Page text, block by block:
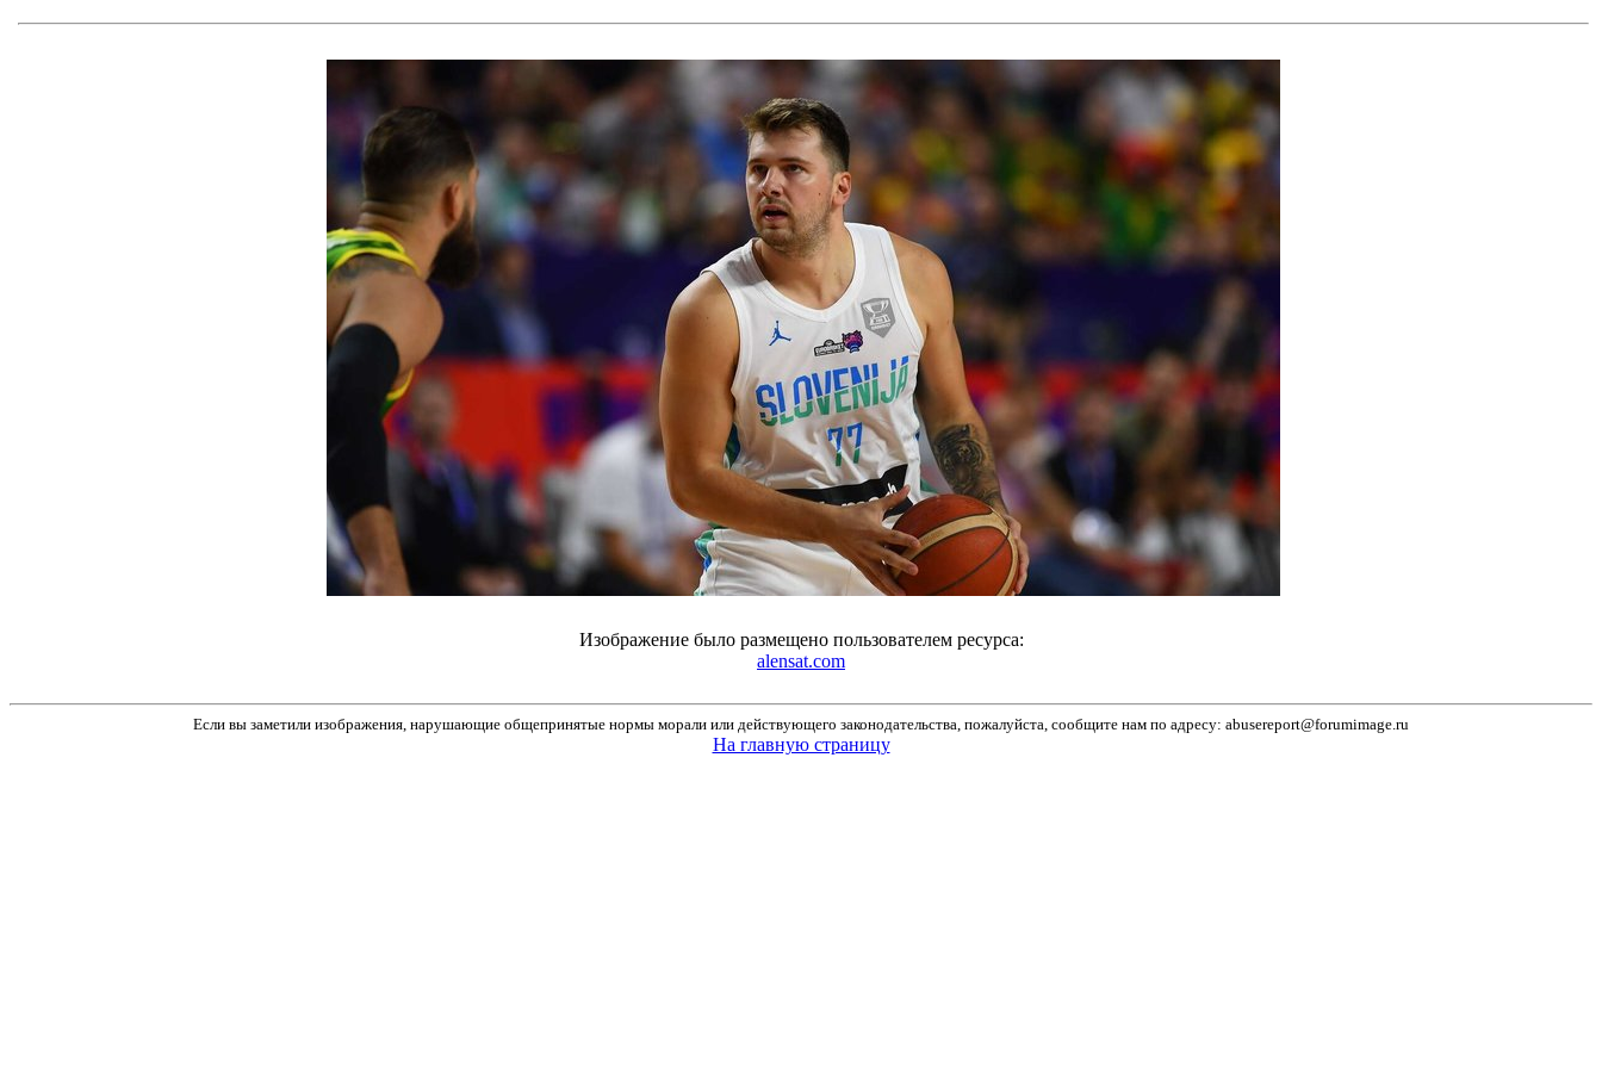
Изображение было размещено пользователем ресурса:
alensat.com
Если вы заметили изображения, нарушающие общепринятые нормы морали или действующего законодательства, пожалуйста, сообщите нам по адресу: abusereport@forumimage.ru
На главную страницу